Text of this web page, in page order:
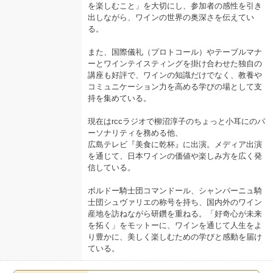
を楽しむこと」を大切にし、参加者の感性を引き
出しながら、ワインの世界の奥深さを伝えてい
る。
また、国際儀礼（プロトコール）やテーブルマナ
ーとワインテイスティングを掛け合わせた独自の
講座も好評で、ワインの知識だけでなく、教養や
コミュニケーション力を高める学びの場として支
持を集めている。
現在はrccラジオで柳沼淳子のちょっと小耳にのパ
ーソナリティを務める他、
広島テレビ『美食に乾杯』に出演。メディア出演
を通じて、日本ワインの価値や楽しみ方を広く発
信している。
ボルドー騎士団コマンドール、シャンパーニュ騎
士団シュヴァリエの称号を持ち、国内外のワイン
産地を訪ねながら研鑽を重ねる。「好奇心が未来
を拓く」をモットーに、ワインを通じて人生をよ
り豊かに、美しく楽しむための学びと感動を届け
ている。